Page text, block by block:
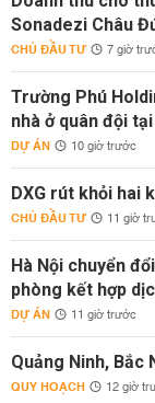
Sonadezi Châu
CHỦ ĐẦU TƯ 7 giờ
Trường Phú
nhà ở quân đội
DỰ ÁN 10 giờ trước
DXG rút khỏi hai
CHỦ ĐẦU TƯ 11 giờ
Hà Nội chuyển
phòng kết hợp
DỰ ÁN 11 giờ trước
Quảng Ninh, Bắc
QUY HOẠCH 12 giờ